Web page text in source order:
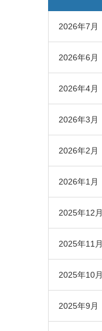
2026年7月
2026年6月
2026年4月
2026年3月
2026年2月
2026年1月
2025年12月
2025年11月
2025年10月
2025年9月